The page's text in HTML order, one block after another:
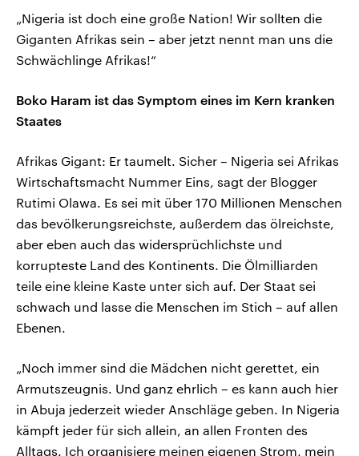
„Nigeria ist doch eine große Nation! Wir sollten die
Giganten Afrikas sein – aber jetzt nennt man uns die
Schwächlinge Afrikas!“
Boko Haram ist das Symptom eines im Kern kranken
Staates
Afrikas Gigant: Er taumelt. Sicher – Nigeria sei Afrikas
Wirtschaftsmacht Nummer Eins, sagt der Blogger
Rutimi Olawa. Es sei mit über 170 Millionen Menschen
das bevölkerungsreichste, außerdem das ölreichste,
aber eben auch das widersprüchlichste und
korrupteste Land des Kontinents. Die Ölmilliarden
teile eine kleine Kaste unter sich auf. Der Staat sei
schwach und lasse die Menschen im Stich – auf allen
Ebenen.
„Noch immer sind die Mädchen nicht gerettet, ein
Armutszeugnis. Und ganz ehrlich – es kann auch hier
in Abuja jederzeit wieder Anschläge geben. In Nigeria
kämpft jeder für sich allein, an allen Fronten des
Alltags. Ich organisiere meinen eigenen Strom, mein